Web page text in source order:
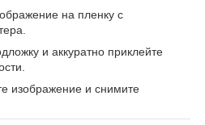
на пленку с
и аккуратно приклейте
изображение и снимите